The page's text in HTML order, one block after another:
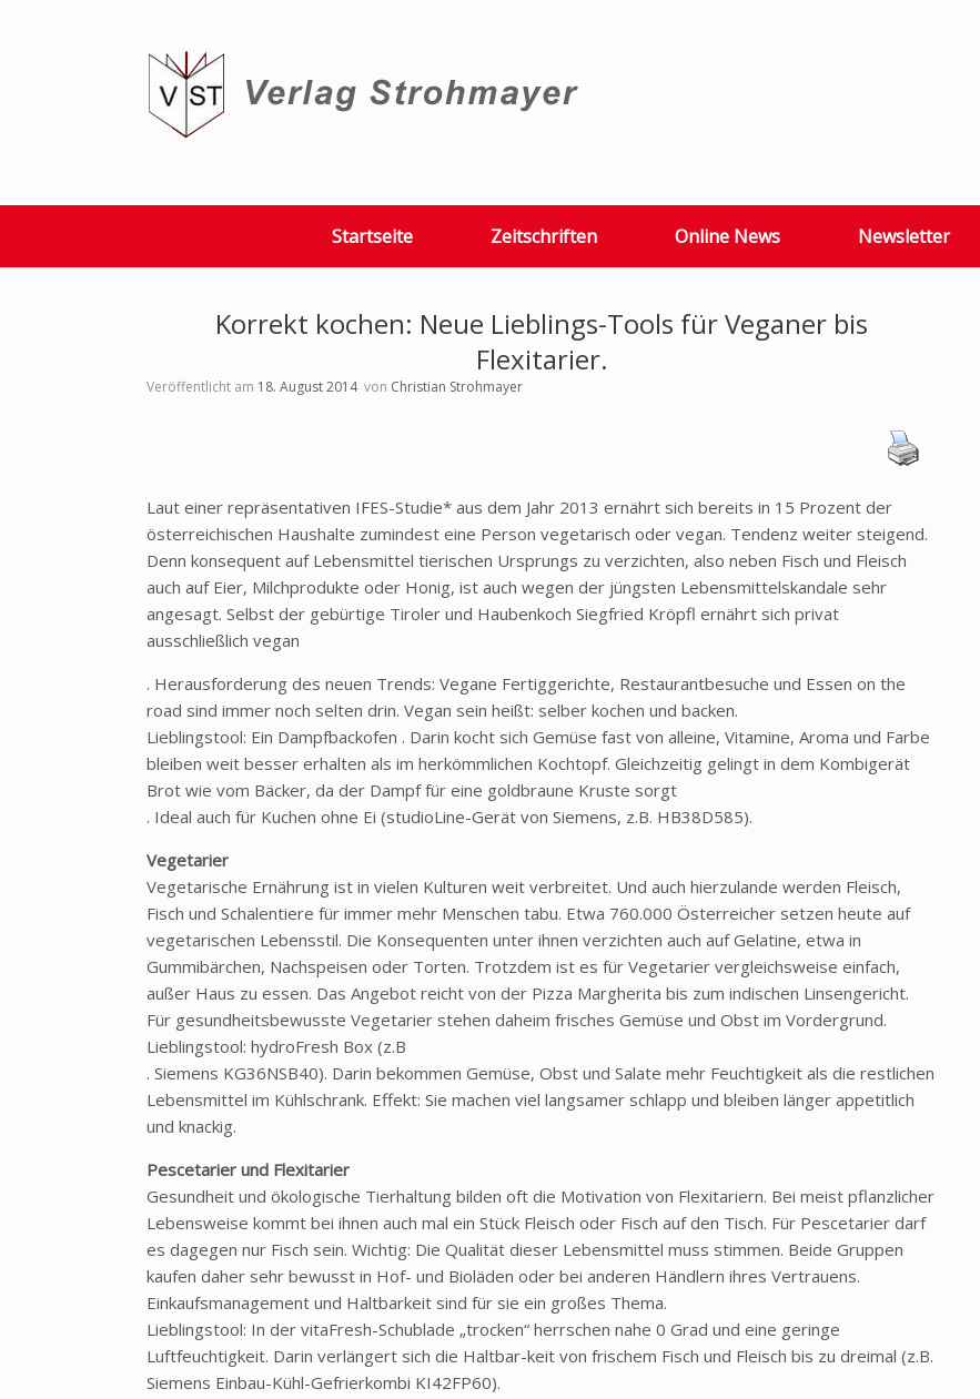
Startseite Zeitschriften Online News Newsletter
Korrekt kochen: Neue Lieblings-Tools für Veganer bis
Flexitarier.
Veröffentlicht am 18. August 2014 von Christian Strohmayer
Laut einer repräsentativen IFES-Studie* aus dem Jahr 2013 ernährt sich bereits in 15 Prozent der
österreichischen Haushalte zumindest eine Person vegetarisch oder vegan. Tendenz weiter steigend.
Denn konsequent auf Lebensmittel tierischen Ursprungs zu verzichten, also neben Fisch und Fleisch
auch auf Eier, Milchprodukte oder Honig, ist auch wegen der jüngsten Lebensmittelskandale sehr
angesagt. Selbst der gebürtige Tiroler und Haubenkoch Siegfried Kröpfl ernährt sich privat
ausschließlich vegan
. Herausforderung des neuen Trends: Vegane Fertiggerichte, Restaurantbesuche und Essen on the
road sind immer noch selten drin. Vegan sein heißt: selber kochen und backen.
Lieblingstool: Ein Dampfbackofen . Darin kocht sich Gemüse fast von alleine, Vitamine, Aroma und Farbe
bleiben weit besser erhalten als im herkömmlichen Kochtopf. Gleichzeitig gelingt in dem Kombigerät
Brot wie vom Bäcker, da der Dampf für eine goldbraune Kruste sorgt
. Ideal auch für Kuchen ohne Ei (studioLine-Gerät von Siemens, z.B. HB38D585).
Vegetarier
Vegetarische Ernährung ist in vielen Kulturen weit verbreitet. Und auch hierzulande werden Fleisch,
Fisch und Schalentiere für immer mehr Menschen tabu. Etwa 760.000 Österreicher setzen heute auf
vegetarischen Lebensstil. Die Konsequenten unter ihnen verzichten auch auf Gelatine, etwa in
Gummibärchen, Nachspeisen oder Torten. Trotzdem ist es für Vegetarier vergleichsweise einfach,
außer Haus zu essen. Das Angebot reicht von der Pizza Margherita bis zum indischen Linsengericht.
Für gesundheitsbewusste Vegetarier stehen daheim frisches Gemüse und Obst im Vordergrund.
Lieblingstool: hydroFresh Box (z.B
. Siemens KG36NSB40). Darin bekommen Gemüse, Obst und Salate mehr Feuchtigkeit als die restlichen
Lebensmittel im Kühlschrank. Effekt: Sie machen viel langsamer schlapp und bleiben länger appetitlich
und knackig.
Pescetarier und Flexitarier
Gesundheit und ökologische Tierhaltung bilden oft die Motivation von Flexitariern. Bei meist pflanzlicher
Lebensweise kommt bei ihnen auch mal ein Stück Fleisch oder Fisch auf den Tisch. Für Pescetarier darf
es dagegen nur Fisch sein. Wichtig: Die Qualität dieser Lebensmittel muss stimmen. Beide Gruppen
kaufen daher sehr bewusst in Hof- und Bioläden oder bei anderen Händlern ihres Vertrauens.
Einkaufsmanagement und Haltbarkeit sind für sie ein großes Thema.
Lieblingstool: In der vitaFresh-Schublade „trocken“ herrschen nahe 0 Grad und eine geringe
Luftfeuchtigkeit. Darin verlängert sich die Haltbar-keit von frischem Fisch und Fleisch bis zu dreimal (z.B.
Siemens Einbau-Kühl-Gefrierkombi KI42FP60).